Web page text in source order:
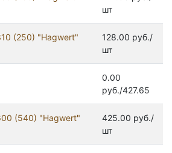
шт
(250) "Hagwert"
128.00 руб./
шт
0.00
руб./427.65
(540) "Hagwert"
425.00 руб./
шт